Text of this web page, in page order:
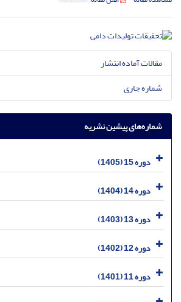
مقالات آماده انتشار
شماره جاری
شماره‌های پیشین نشریه
دوره 15 (1405)
دوره 14 (1404)
دوره 13 (1403)
دوره 12 (1402)
دوره 11 (1401)